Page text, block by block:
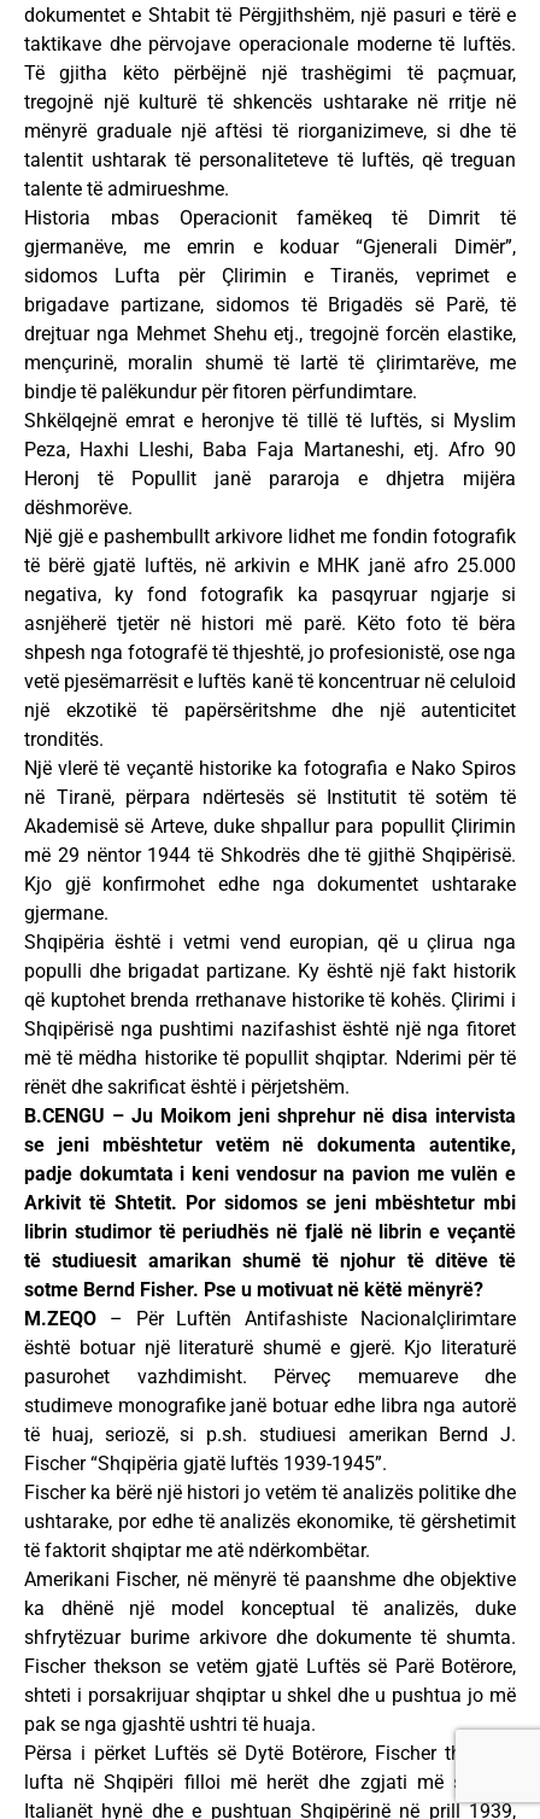
dokumentet e Shtabit të Përgjithshëm, një pasuri e tërë e
taktikave dhe përvojave operacionale moderne të luftës.
Të gjitha këto përbëjnë një trashëgimi të paçmuar,
tregojnë një kulturë të shkencës ushtarake në rritje në
mënyrë graduale një aftësi të riorganizimeve, si dhe të
talentit ushtarak të personaliteteve të luftës, që treguan
talente të admirueshme.
Historia mbas Operacionit famëkeq të Dimrit të
gjermanëve, me emrin e koduar “Gjenerali Dimër”,
sidomos Lufta për Çlirimin e Tiranës, veprimet e
brigadave partizane, sidomos të Brigadës së Parë, të
drejtuar nga Mehmet Shehu etj., tregojnë forcën elastike,
mençurinë, moralin shumë të lartë të çlirimtarëve, me
bindje të palëkundur për fitoren përfundimtare.
Shkëlqejnë emrat e heronjve të tillë të luftës, si Myslim
Peza, Haxhi Lleshi, Baba Faja Martaneshi, etj. Afro 90
Heronj të Popullit janë pararoja e dhjetra mijëra
dëshmorëve.
Një gjë e pashembullt arkivore lidhet me fondin fotografik
të bërë gjatë luftës, në arkivin e MHK janë afro 25.000
negativa, ky fond fotografik ka pasqyruar ngjarje si
asnjëherë tjetër në histori më parë. Këto foto të bëra
shpesh nga fotografë të thjeshtë, jo profesionistë, ose nga
vetë pjesëmarrësit e luftës kanë të koncentruar në celuloid
një ekzotikë të papërsëritshme dhe një autenticitet
tronditës.
Një vlerë të veçantë historike ka fotografia e Nako Spiros
në Tiranë, përpara ndërtesës së Institutit të sotëm të
Akademisë së Arteve, duke shpallur para popullit Çlirimin
më 29 nëntor 1944 të Shkodrës dhe të gjithë Shqipërisë.
Kjo gjë konfirmohet edhe nga dokumentet ushtarake
gjermane.
Shqipëria është i vetmi vend europian, që u çlirua nga
populli dhe brigadat partizane. Ky është një fakt historik
që kuptohet brenda rrethanave historike të kohës. Çlirimi i
Shqipërisë nga pushtimi nazifashist është një nga fitoret
më të mëdha historike të popullit shqiptar. Nderimi për të
rënët dhe sakrificat është i përjetshëm.
B.CENGU – Ju Moikom jeni shprehur në disa intervista
se jeni mbështetur vetëm në dokumenta autentike,
padje dokumtata i keni vendosur na pavion me vulën e
Arkivit të Shtetit. Por sidomos se jeni mbështetur mbi
librin studimor të periudhës në fjalë në librin e veçantë
të studiuesit amarikan shumë të njohur të ditëve të
sotme Bernd Fisher. Pse u motivuat në këtë mënyrë?
M.ZEQO – Për Luftën Antifashiste Nacionalçlirimtare
është botuar një literaturë shumë e gjerë. Kjo literaturë
pasurohet vazhdimisht. Përveç memuareve dhe
studimeve monografike janë botuar edhe libra nga autorë
të huaj, seriozë, si p.sh. studiuesi amerikan Bernd J.
Fischer “Shqipëria gjatë luftës 1939-1945”.
Fischer ka bërë një histori jo vetëm të analizës politike dhe
ushtarake, por edhe të analizës ekonomike, të gërshetimit
të faktorit shqiptar me atë ndërkombëtar.
Amerikani Fischer, në mënyrë të paanshme dhe objektive
ka dhënë një model konceptual të analizës, duke
shfrytëzuar burime arkivore dhe dokumente të shumta.
Fischer thekson se vetëm gjatë Luftës së Parë Botërore,
shteti i porsakrijuar shqiptar u shkel dhe u pushtua jo më
pak se nga gjashtë ushtri të huaja.
Përsa i përket Luftës së Dytë Botërore, Fischer thotë se
lufta në Shqipëri filloi më herët dhe zgjati më shumë.
Italianët hynë dhe e pushtuan Shqipërinë në prill 1939,